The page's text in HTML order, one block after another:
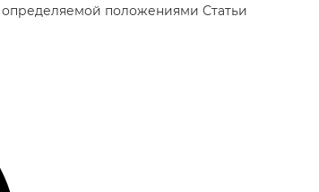
положениями Статьи